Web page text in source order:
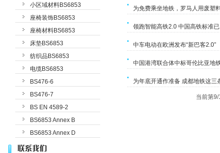
小区域材料BS6853
座椅装饰BS6853
座椅材料BS6853
床垫BS6853
纺织品BS6853
电缆BS6853
BS476-6
BS476-7
BS EN 4589-2
BS6853 Annex B
BS6853 Annex D
为免费乘坐地铁，罗马人用废塑
领跑智能高铁2.0 中国高铁标准
中车电动在欧洲发布“新巴客2.0”
中国港湾联合体中标哥伦比亚地
为年底开通作准备 成都地铁这三
当前第